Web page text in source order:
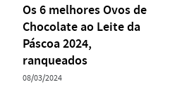
Os 6 melhores Ovos de
Chocolate ao Leite da
Páscoa 2024,
ranqueados
08/03/2024